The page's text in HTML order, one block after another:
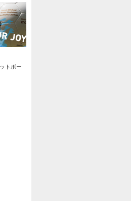
トボー